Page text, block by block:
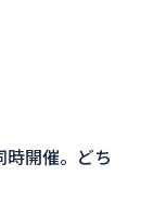
開催。 どち